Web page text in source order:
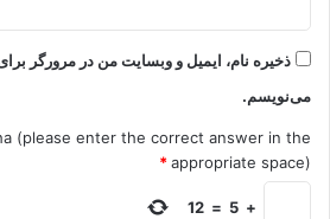
ذخیره نام، ایمیل و وبسایت من در مرورگر
می‌نویسم.
(please enter the correct answer in the
appropriate space)
*
+
5
=
12